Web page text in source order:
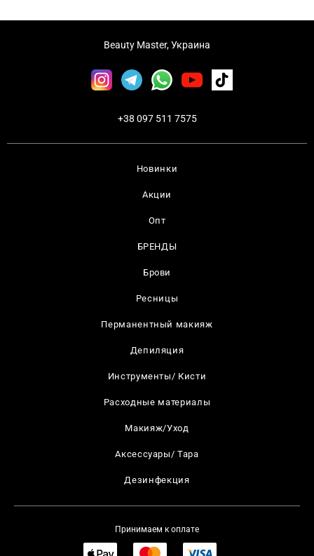
Новинки
Акции
Опт
БРЕНДЫ
Брови
Ресницы
Перманентный макияж
Депиляция
Инструменты/ Кисти
Расходные материалы
Макияж/Уход
Аксессуары/ Тара
Дезинфекция
Beauty Master, Украина
+38 097 511 7575
Принимаем к оплате